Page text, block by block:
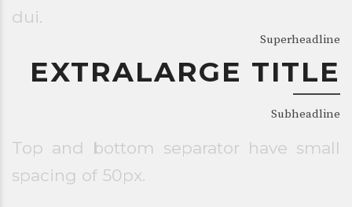
dui.
Superheadline
EXTRALARGE TITLE
Subheadline
Top and bottom separator have small
spacing of 50px.